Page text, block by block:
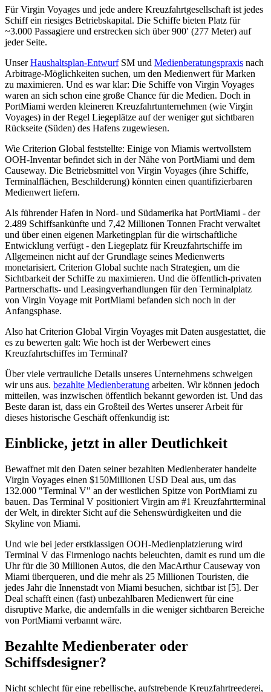
Für Virgin Voyages und jede andere Kreuzfahrtgesellschaft ist jedes
Schiff ein riesiges Betriebskapital. Die Schiffe bieten Platz für
~3.000 Passagiere und erstrecken sich über 900′ (277 Meter) auf
jeder Seite.
UnserHaushaltsplan-EntwurfSM und Medienberatungspraxis nach
Arbitrage-Möglichkeiten suchen, um den Medienwert für Marken
zu maximieren. Und es war klar: Die Schiffe von Virgin Voyages
waren an sich schon eine große Chance für die Medien. Doch in
PortMiami werden kleineren Kreuzfahrtunternehmen (wie Virgin
Voyages) in der Regel Liegeplätze auf der weniger gut sichtbaren
Rückseite (Süden) des Hafens zugewiesen.
Wie Criterion Global feststellte: Einige von Miamis wertvollstem
OOH-Inventar befindet sich in der Nähe von PortMiami und dem
Causeway. Die Betriebsmittel von Virgin Voyages (ihre Schiffe,
Terminalflächen, Beschilderung) könnten einen quantifizierbaren
Medienwert liefern.
Als führender Hafen in Nord- und Südamerika hat PortMiami - der
2.489 Schiffsankünfte und 7,42 Millionen Tonnen Fracht verwaltet
und über einen eigenen Marketingplan für die wirtschaftliche
Entwicklung verfügt - den Liegeplatz für Kreuzfahrtschiffe im
Allgemeinen nicht auf der Grundlage seines Medienwerts
monetarisiert. Criterion Global suchte nach Strategien, um die
Sichtbarkeit der Schiffe zu maximieren. Und die öffentlich-privaten
Partnerschafts- und Leasingverhandlungen für den Terminalplatz
von Virgin Voyage mit PortMiami befanden sich noch in der
Anfangsphase.
Also hat Criterion Global Virgin Voyages mit Daten ausgestattet, die
es zu bewerten galt: Wie hoch ist der Werbewert eines
Kreuzfahrtschiffes im Terminal?
Über viele vertrauliche Details unseres Unternehmens schweigen
wir uns aus. bezahlte Medienberatung arbeiten. Wir können jedoch
mitteilen, was inzwischen öffentlich bekannt geworden ist. Und das
Beste daran ist, dass ein Großteil des Wertes unserer Arbeit für
dieses historische Geschäft offenkundig ist:
Einblicke, jetzt in aller Deutlichkeit
Bewaffnet mit den Daten seiner bezahlten Medienberater handelte
Virgin Voyages einen $150Millionen USD Deal aus, um das
132.000 "Terminal V" an der westlichen Spitze von PortMiami zu
bauen. Das Terminal V positioniert Virgin am #1 Kreuzfahrtterminal
der Welt, in direkter Sicht auf die Sehenswürdigkeiten und die
Skyline von Miami.
Und wie bei jeder erstklassigen OOH-Medienplatzierung wird
Terminal V das Firmenlogo nachts beleuchten, damit es rund um die
Uhr für die 30 Millionen Autos, die den MacArthur Causeway von
Miami überqueren, und die mehr als 25 Millionen Touristen, die
jedes Jahr die Innenstadt von Miami besuchen, sichtbar ist [5]. Der
Deal schafft einen (fast) unbezahlbaren Medienwert für eine
disruptive Marke, die andernfalls in die weniger sichtbaren Bereiche
von PortMiami verbannt wäre.
Bezahlte Medienberater oder
Schiffsdesigner?
Nicht schlecht für eine rebellische, aufstrebende Kreuzfahrtreederei,